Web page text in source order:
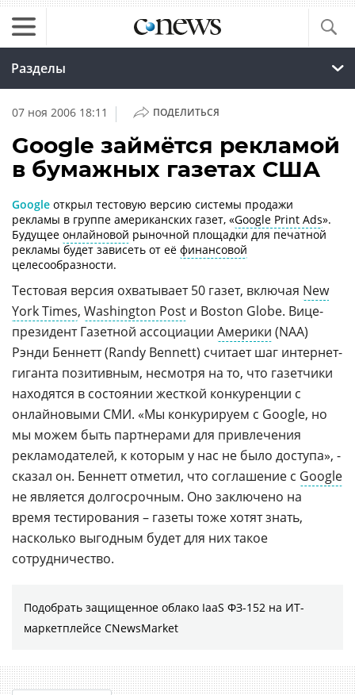
Разделы
07 ноя 2006 18:11 | ПОДЕЛИТЬСЯ
Google займётся рекламой
в бумажных газетах США
Google открыл тестовую версию системы продажи
рекламы в группе американских газет, «Google Print Ads».
Будущее онлайновой рыночной площадки для печатной
рекламы будет зависеть от её финансовой
целесообразности.
Тестовая версия охватывает 50 газет, включая New
York Times, Washington Post и Boston Globe. Вице-
президент Газетной ассоциации Америки (NAA)
Рэнди Беннетт (Randy Bennett) считает шаг интернет-
гиганта позитивным, несмотря на то, что газетчики
находятся в состоянии жесткой конкуренции с
онлайновыми СМИ. «Мы конкурируем с Google, но
мы можем быть партнерами для привлечения
рекламодателей, к которым у нас не было доступа», -
сказал он. Беннетт отметил, что соглашение с Google
не является долгосрочным. Оно заключено на
время тестирования – газеты тоже хотят знать,
насколько выгодным будет для них такое
сотрудничество.
Подобрать защищенное облако IaaS ФЗ-152 на ИТ-
маркетплейсе CNewsMarket